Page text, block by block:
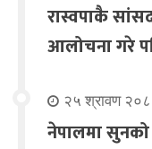
रास्वपाकै
आलोचना गरे
२५ श्रावण
नेपालमा